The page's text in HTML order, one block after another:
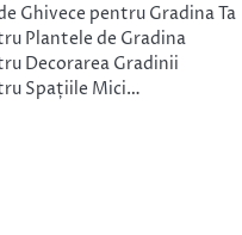
Ghivece pentru Gradina Ta
Plantele de Gradina
Decorarea Gradinii
Spațiile Mici…